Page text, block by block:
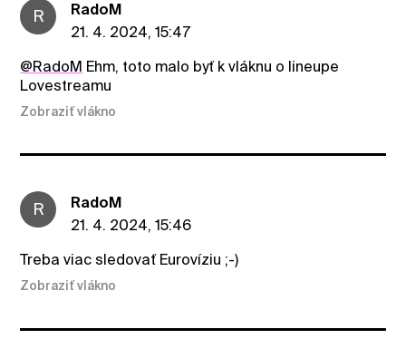
R
RadoM
21. 4. 2024, 15:47
@RadoM Ehm, toto malo byť k vláknu o lineupe
Lovestreamu
Zobraziť vlákno
R
RadoM
21. 4. 2024, 15:46
Treba viac sledovať Eurovíziu ;-)
Zobraziť vlákno